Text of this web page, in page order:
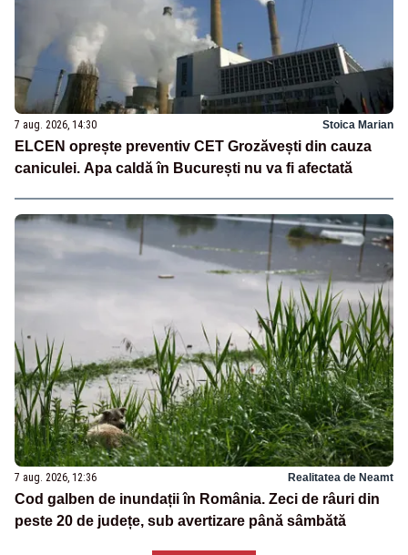
7 aug. 2026, 14:30 Stoica Marian
ELCEN oprește preventiv CET Grozăvești din cauza
caniculei. Apa caldă în București nu va fi afectată
7 aug. 2026, 12:36 Realitatea de Neamt
Cod galben de inundații în România. Zeci de râuri din
peste 20 de județe, sub avertizare până sâmbătă